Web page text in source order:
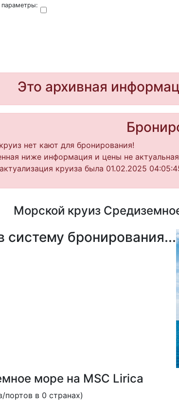
Это архивная
нет кают для бронирования!
ниже информация и цены не
круиза была 01.02.2025
Морской круиз
море на MSC Lirica
портов в 0 странах)
систему бронирования...